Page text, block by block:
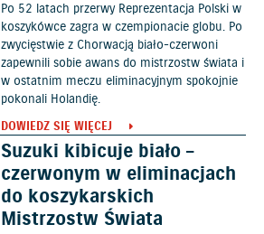
Po 52 latach przerwy Reprezentacja Polski w
koszykówce zagra w czempionacie globu. Po
zwycięstwie z Chorwacją biało-czerwoni
zapewnili sobie awans do mistrzostw świata i
w ostatnim meczu eliminacyjnym spokojnie
pokonali Holandię.
DOWIEDZ SIĘ WIĘCEJ
Suzuki kibicuje biało –
czerwonym w eliminacjach
do koszykarskich
Mistrzostw Świata